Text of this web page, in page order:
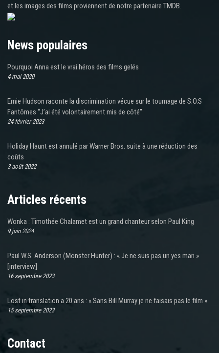
et les images des films proviennent de notre partenaire TMDB.
News populaires
Pourquoi Anna est le vrai héros des films gelés
4 mai 2020
Ernie Hudson raconte la discrimination vécue sur le tournage de S.O.S
Fantômes “J’ai été volontairement mis de côté”
24 février 2023
Holiday Haunt est annulé par Warner Bros. suite à une réduction des
coûts
3 août 2022
Articles récents
Wonka : Timothée Chalamet est un grand chanteur selon Paul King
9 juin 2024
Paul W.S. Anderson (Monster Hunter) : « Je ne suis pas un yes man »
[interview]
16 septembre 2023
Lost in translation a 20 ans : « Sans Bill Murray je ne faisais pas le film »
15 septembre 2023
Contact